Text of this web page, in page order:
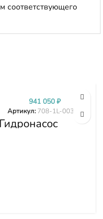
соответствующего
Гидронасос
основной D275A-
Артикул: 708-1L-00340
941 050₽